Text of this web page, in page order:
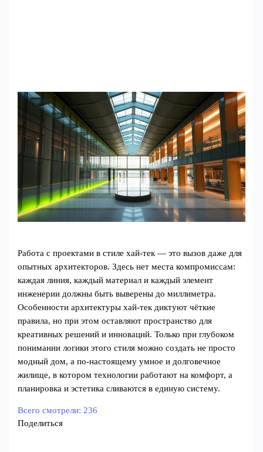
Работа с проектами в стиле хай-тек — это вызов даже для
опытных архитекторов. Здесь нет места компромиссам:
каждая линия, каждый материал и каждый элемент
инженерии должны быть выверены до миллиметра.
Особенности архитектуры хай-тек диктуют чёткие
правила, но при этом оставляют пространство для
креативных решений и инноваций. Только при глубоком
понимании логики этого стиля можно создать не просто
модный дом, а по-настоящему умное и долговечное
жилище, в котором технологии работают на комфорт, а
планировка и эстетика сливаются в единую систему.
Всего смотрели: 236
Поделиться